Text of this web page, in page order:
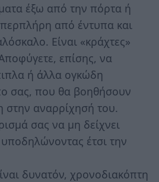
έξω από την πόρτα ή
από έντυπα και
Είναι «κράχτες»
επίσης, να
ή άλλα ογκώδη
σας, που θα βοηθήσουν
στην αναρρίχησή του.
σας να µη δείχνει
έτσι την
δυνατόν, χρονοδιακόπτη